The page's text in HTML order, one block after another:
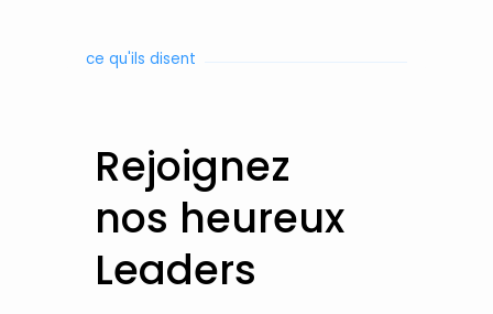
ce qu'ils disent
Rejoignez
nos heureux
Leaders